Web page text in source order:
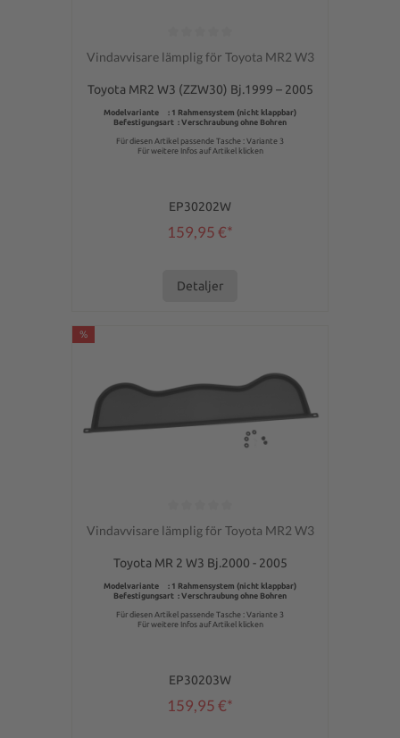
Genomsnittligt betyg på 0 av 5 stjärnor
Vindavvisare lämplig för Toyota MR2 W3
Toyota MR2 W3 (ZZW30) Bj.1999 – 2005
Modelvariante : 1 Rahmensystem (nicht klappbar)
Befestigungsart : Verschraubung ohne Bohren
Für diesen Artikel passende Tasche : Variante 3
Für weitere Infos auf Artikel klicken
EP30202W
159,95 €*
Detaljer
%
Genomsnittligt betyg på 0 av 5 stjärnor
Vindavvisare lämplig för Toyota MR2 W3
Toyota MR 2 W3 Bj.2000 - 2005
Modelvariante : 1 Rahmensystem (nicht klappbar)
Befestigungsart : Verschraubung ohne Bohren
Für diesen Artikel passende Tasche : Variante 3
Für weitere Infos auf Artikel klicken
EP30203W
159,95 €*